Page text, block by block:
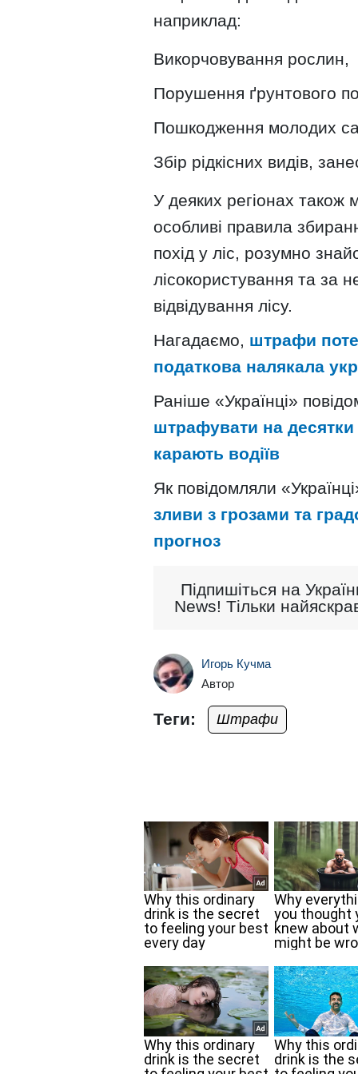
наприклад:
Викорчовування рослин,
Порушення ґрунтового
Пошкодження молодих
Збір рідкісних видів,
У деяких регіонах також
особливі правила
похід у ліс, розумно
лісокористування та за
відвідування лісу.
Нагадаємо, штрафи
податкова налякала
Раніше «Українці»
штрафувати на
карають водіїв
Як повідомляли
зливи з грозами та
прогноз
Підпишіться на
News! Тільки
Игорь Кучма
Автор
Теги: Штрафи